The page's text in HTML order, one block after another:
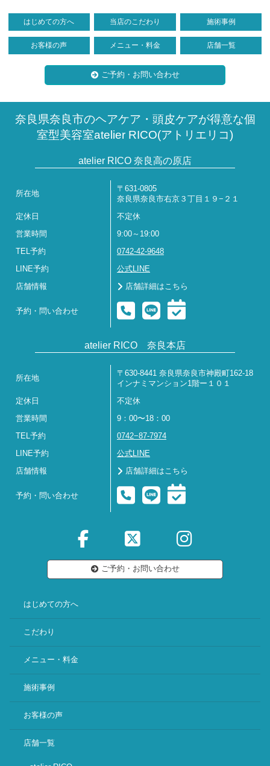
はじめての方へ 当店のこだわり 施術事例
お客様の声 メニュー・料金 店舗一覧
ご予約・お問い合わせ
奈良県奈良市のヘアケア・頭皮ケアが得意な個
室型美容室atelier RICO(アトリエリコ)
atelier RICO 奈良高の原店
所在地
〒631-0805
奈良県奈良市右京３丁目１９−２１
定休日 不定休
営業時間 9:00～19:00
TEL予約 0742-42-9648
LINE予約 公式LINE
店舗情報 店舗詳細はこちら
予約・問い合わせ
atelier RICO 奈良本店
所在地
〒630-8441 奈良県奈良市神殿町162-18
インナミマンション1階ー１０１
定休日 不定休
営業時間 9：00〜18：00
TEL予約 0742−87-7974
LINE予約 公式LINE
店舗情報 店舗詳細はこちら
予約・問い合わせ
ご予約・お問い合わせ
はじめての方へ
こだわり
メニュー・料金
施術事例
お客様の声
店舗一覧